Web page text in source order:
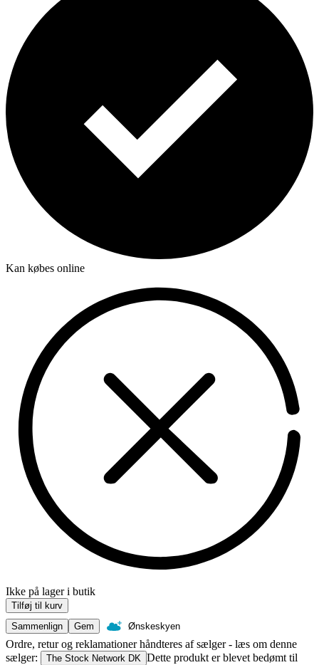
Kan købes online
Ikke på lager i butik
Tilføj til kurv
Sammenlign
Gem Ønskeskyen
Ordre, retur og reklamationer håndteres af sælger - læs om denne
sælger:
The Stock Network DK Dette produkt er blevet bedømt til